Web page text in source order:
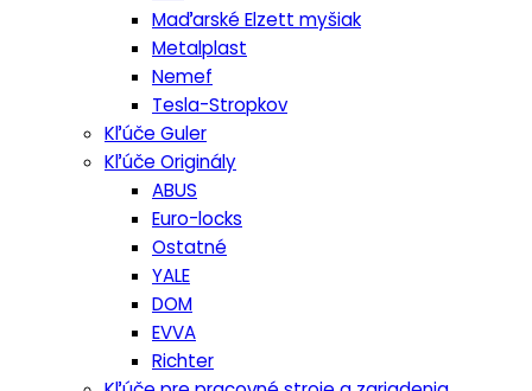
Maďarské Elzett myšiak
Metalplast
Nemef
Tesla-Stropkov
Kľúče Guler
Kľúče Originály
ABUS
Euro-locks
Ostatné
YALE
DOM
EVVA
Richter